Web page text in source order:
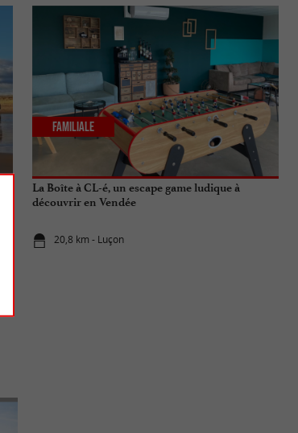
La Boîte à CL-é, un escape game ludique à
découvrir en Vendée
20,8 km - Luçon
Familiale